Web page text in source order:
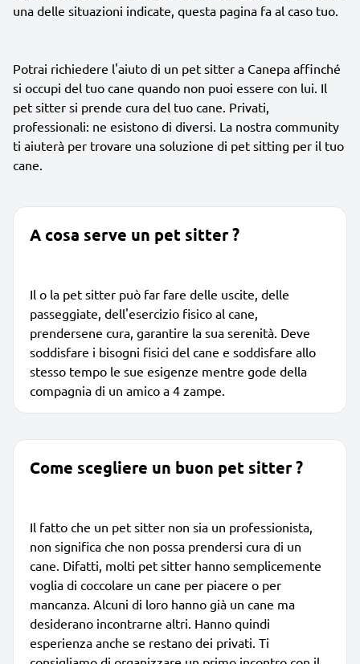
una delle situazioni indicate, questa pagina fa al caso tuo.
Potrai richiedere l'aiuto di un pet sitter a Canepa affinché
si occupi del tuo cane quando non puoi essere con lui. Il
pet sitter si prende cura del tuo cane. Privati,
professionali: ne esistono di diversi. La nostra community
ti aiuterà per trovare una soluzione di pet sitting per il tuo
cane.
A cosa serve un pet sitter ?
Il o la pet sitter può far fare delle uscite, delle
passeggiate, dell'esercizio fisico al cane,
prendersene cura, garantire la sua serenità. Deve
soddisfare i bisogni fisici del cane e soddisfare allo
stesso tempo le sue esigenze mentre gode della
compagnia di un amico a 4 zampe.
Come scegliere un buon pet sitter ?
Il fatto che un pet sitter non sia un professionista,
non significa che non possa prendersi cura di un
cane. Difatti, molti pet sitter hanno semplicemente
voglia di coccolare un cane per piacere o per
mancanza. Alcuni di loro hanno già un cane ma
desiderano incontrarne altri. Hanno quindi
esperienza anche se restano dei privati. Ti